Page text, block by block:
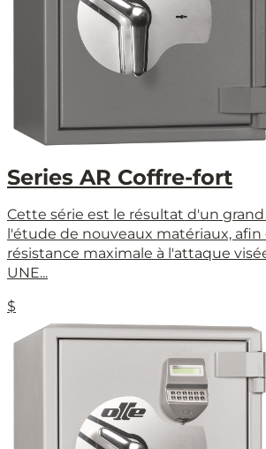
Series AR Coffre-fort
Cette série est le résultat d'un
l'étude de nouveaux matériaux,
résistance maximale à l'attaque
UNE...
$